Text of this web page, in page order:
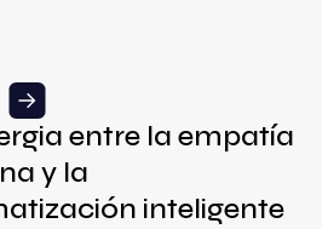
entre la empatía
y la
inteligente